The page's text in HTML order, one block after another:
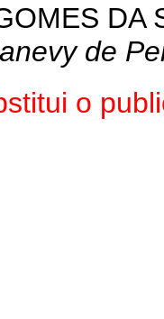
DA
de
o